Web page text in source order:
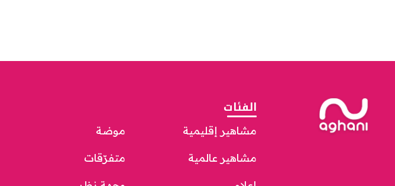
الفئات
مشاهير إقليمية
مشاهير عالمية
موضة
متفرّقات